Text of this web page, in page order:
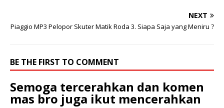
NEXT
Piaggio MP3 Pelopor Skuter Matik Roda 3. Siapa Saja yang Meniru ?
BE THE FIRST TO COMMENT
Semoga tercerahkan dan komen
mas bro juga ikut mencerahkan